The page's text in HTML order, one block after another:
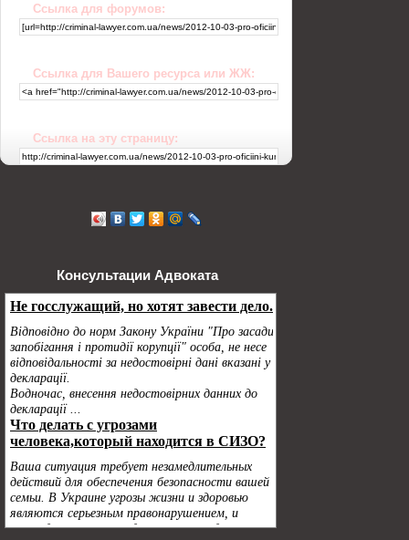
Ссылка для форумов:
Ссылка для Вашего ресурса или ЖЖ:
Ссылка на эту страницу:
Консультации Адвоката